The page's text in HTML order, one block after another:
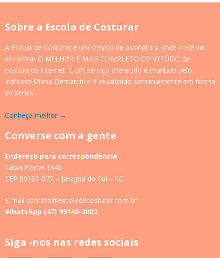
Sobre a Escola de Costurar
A Escola de Costurar é um serviço de assinatura onde você vai
encontrar O MELHOR E MAIS COMPLETO CONTEÚDO de
costura da internet. É um serviço oferecido e mantido pelo
Instituto Diana Demarchi e é atualizado semanalmente em forma
de séries.
Conheça melhor →
Converse com a gente
Endereço para correspondência
Caixa Postal 1346
CEP 89251-972 – Jaraguá do Sul – SC
E-mail contato@escoladecosturar.com.br
WhatsApp (47) 99140-2002
Siga -nos nas redes sociais